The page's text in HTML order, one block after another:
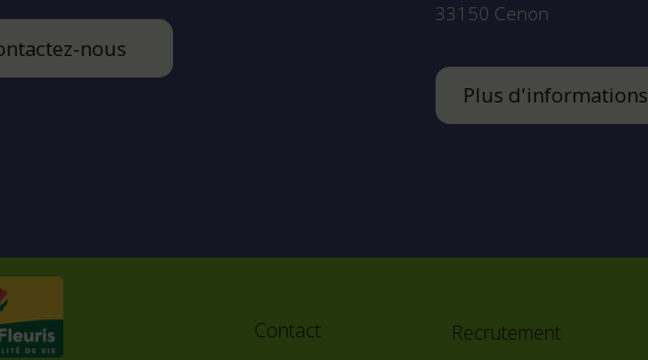
nous
33150 Cenon
Plus d'informations
Contact Recrutement